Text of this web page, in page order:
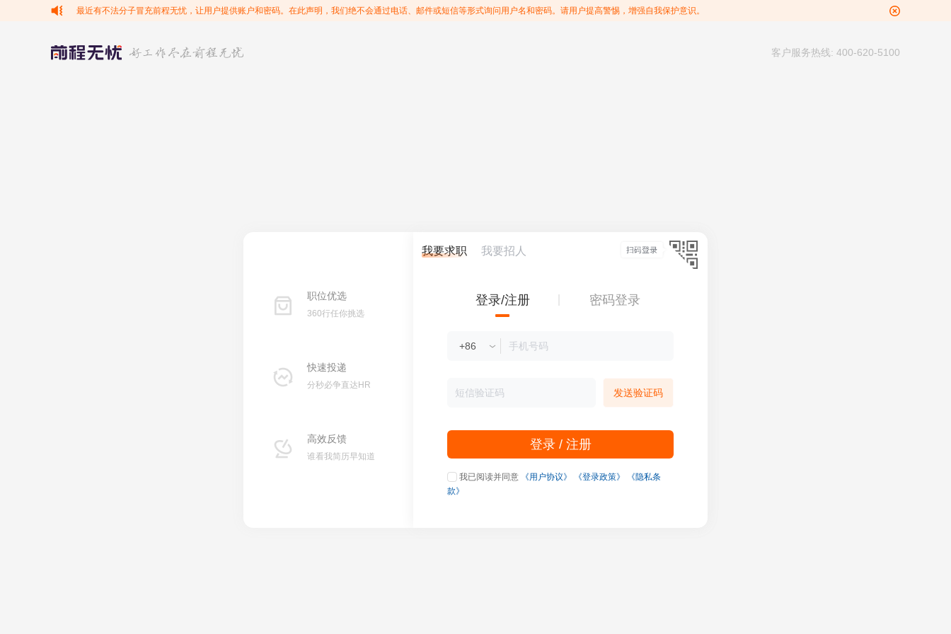
最近有不法分子冒充前程无忧，让用户提供账户和密码。在此声明，我们绝不会通过电话、邮件或短信等形式询问用户名和密码。请用户提高警惕，增强自我保护意识。
客户服务热线: 400-620-5100
职位优选
360行任你挑选
快速投递
分秒必争直达HR
高效反馈
谁看我简历早知道
我要求职 我要招人
登录/注册 密码登录
发送验证码
登录 / 注册
我已阅读并同意 《用户协议》 《登录政策》
《隐私条
款》